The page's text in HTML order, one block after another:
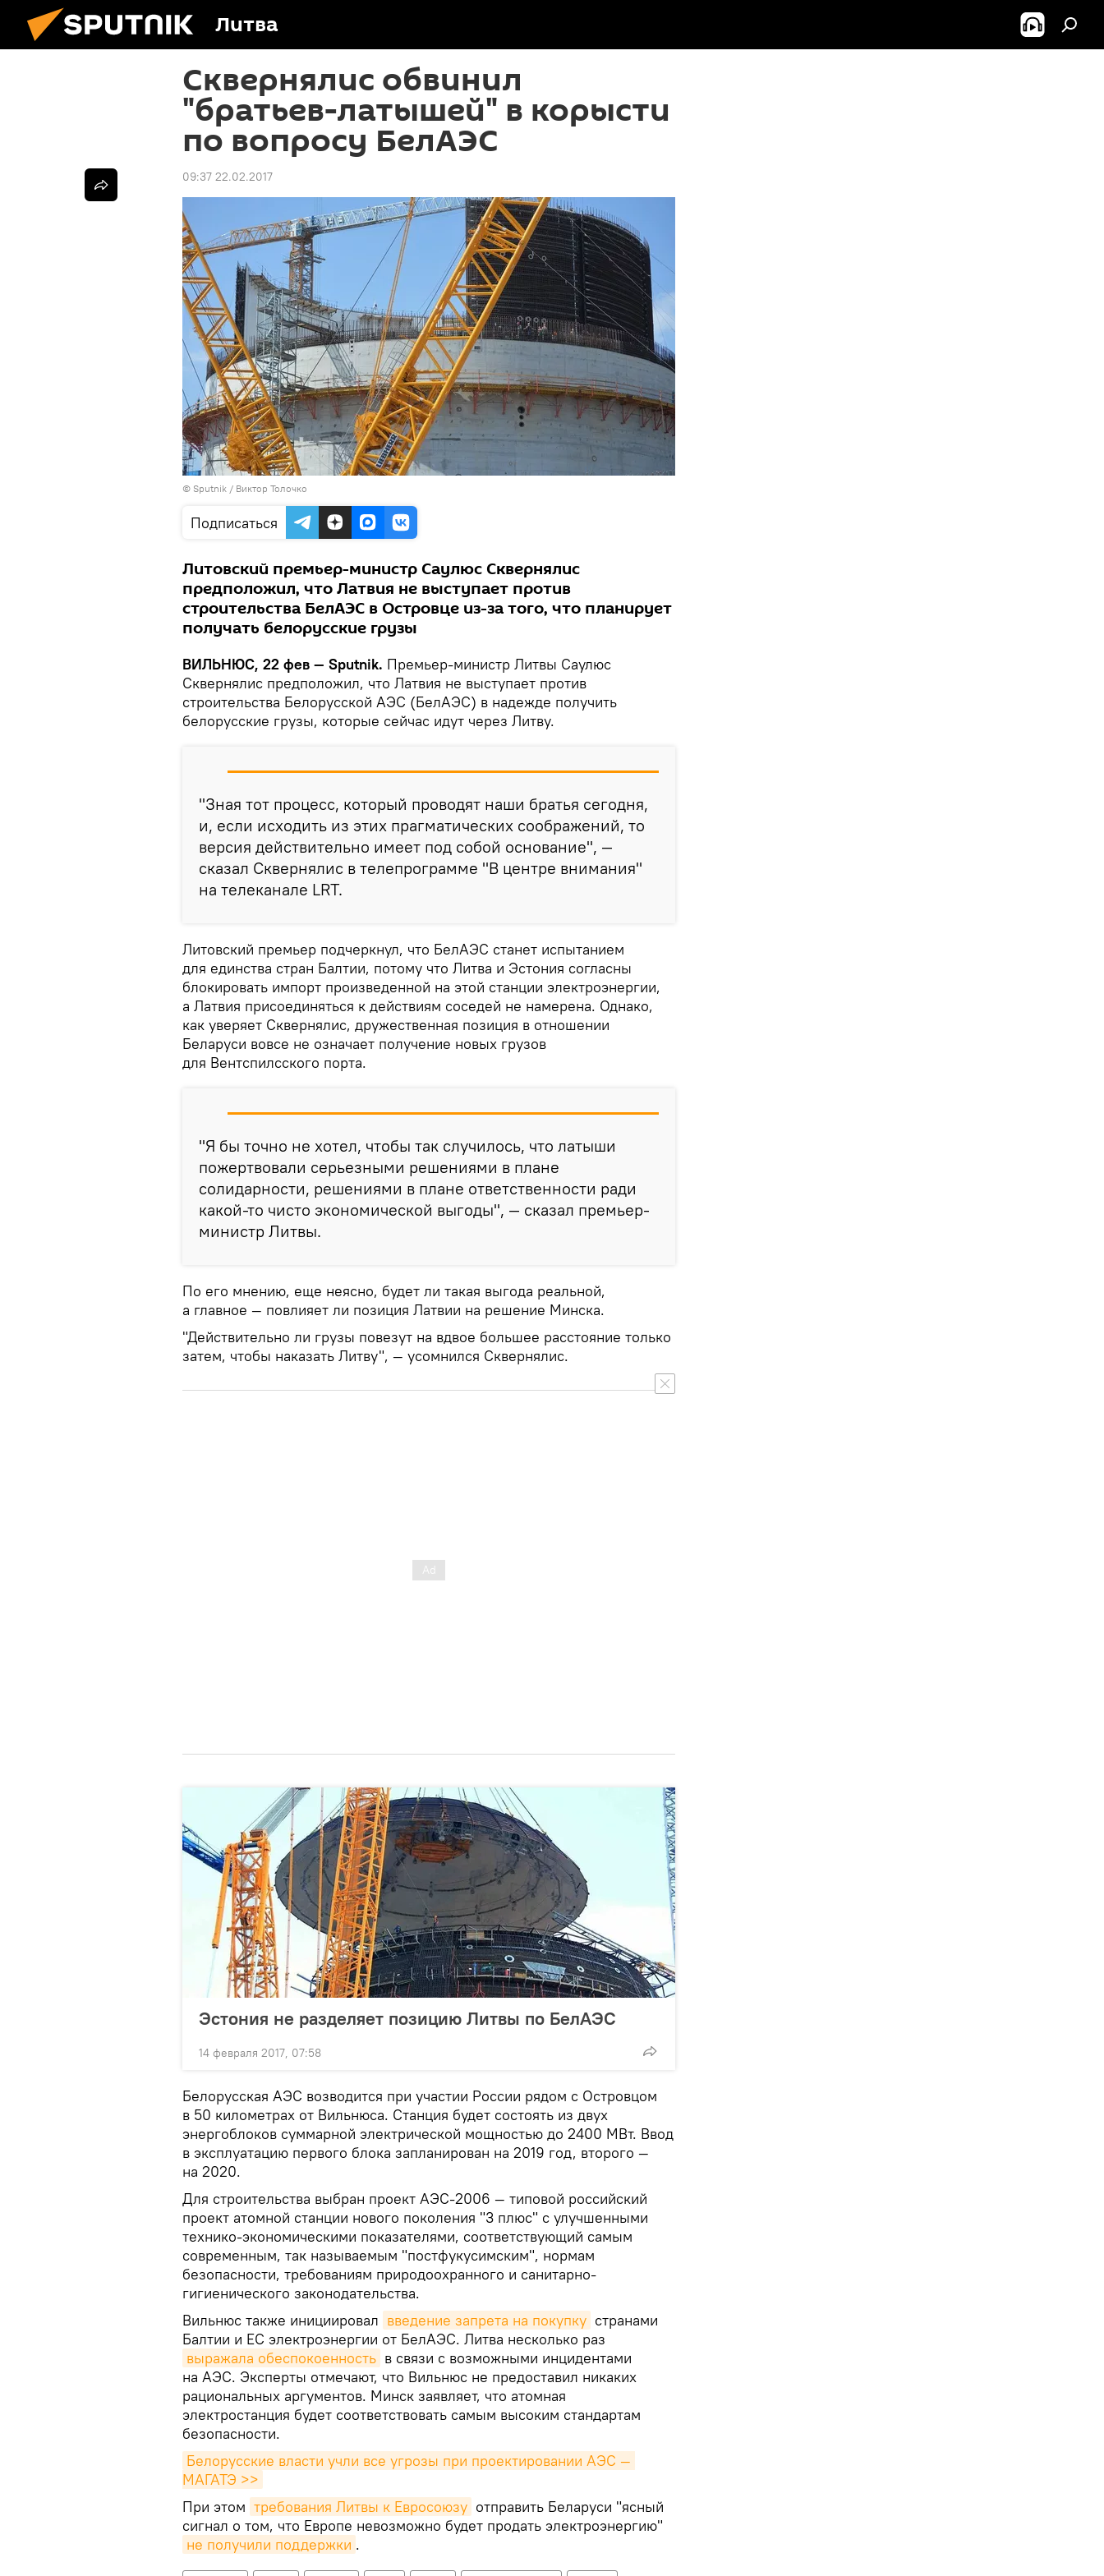
Литва
Сквернялис обвинил
"братьев-латышей" в корысти
по вопросу БелАЭС
09:37 22.02.2017
© Sputnik / Виктор Толочко
Подписаться
Литовский премьер-министр Саулюс Сквернялис
предположил, что Латвия не выступает против
строительства БелАЭС в Островце из-за того, что планирует
получать белорусские грузы
ВИЛЬНЮС, 22 фев — Sputnik. Премьер-министр Литвы Саулюс
Сквернялис предположил, что Латвия не выступает против
строительства Белорусской АЭС (БелАЭС) в надежде получить
белорусские грузы, которые сейчас идут через Литву.
"Зная тот процесс, который проводят наши братья сегодня,
и, если исходить из этих прагматических соображений, то
версия действительно имеет под собой основание", —
сказал Сквернялис в телепрограмме "В центре внимания"
на телеканале LRT.
Литовский премьер подчеркнул, что БелАЭС станет испытанием
для единства стран Балтии, потому что Литва и Эстония согласны
блокировать импорт произведенной на этой станции электроэнергии,
а Латвия присоединяться к действиям соседей не намерена. Однако,
как уверяет Сквернялис, дружественная позиция в отношении
Беларуси вовсе не означает получение новых грузов
для Вентспилсского порта.
"Я бы точно не хотел, чтобы так случилось, что латыши
пожертвовали серьезными решениями в плане
солидарности, решениями в плане ответственности ради
какой-то чисто экономической выгоды", — сказал премьер-
министр Литвы.
По его мнению, еще неясно, будет ли такая выгода реальной,
а главное — повлияет ли позиция Латвии на решение Минска.
"Действительно ли грузы повезут на вдвое большее расстояние только
затем, чтобы наказать Литву", — усомнился Сквернялис.
Эстония не разделяет позицию Литвы по БелАЭС
14 февраля 2017, 07:58
Белорусская АЭС возводится при участии России рядом с Островцом
в 50 километрах от Вильнюса. Станция будет состоять из двух
энергоблоков суммарной электрической мощностью до 2400 МВт. Ввод
в эксплуатацию первого блока запланирован на 2019 год, второго —
на 2020.
Для строительства выбран проект АЭС-2006 — типовой российский
проект атомной станции нового поколения "3 плюс" с улучшенными
технико-экономическими показателями, соответствующий самым
современным, так называемым "постфукусимским", нормам
безопасности, требованиям природоохранного и санитарно-
гигиенического законодательства.
Вильнюс также инициировал введение запрета на покупку странами
Балтии и ЕС электроэнергии от БелАЭС. Литва несколько раз
выражала обеспокоенность в связи с возможными инцидентами
на АЭС. Эксперты отмечают, что Вильнюс не предоставил никаких
рациональных аргументов. Минск заявляет, что атомная
электростанция будет соответствовать самым высоким стандартам
безопасности.
Белорусские власти учли все угрозы при проектировании АЭС —
МАГАТЭ >>
При этом требования Литвы к Евросоюзу отправить Беларуси "ясный
сигнал о том, что Европе невозможно будет продать электроэнергию"
не получили поддержки .